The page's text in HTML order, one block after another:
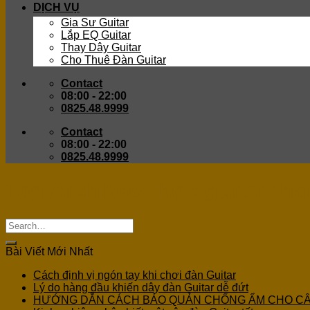
DỊCH VỤ
Gia Sư Guitar
Lắp EQ Guitar
Thay Dây Guitar
Cho Thuê Đàn Guitar
Contact
08:00 - 22:00
0825.48.9999
Contact
08:00 - 22:00
0825.48.9999
Bài Viết Mới Nhất
Cách định vị ngón tay khi chơi đàn Guitar
Lý do hàng đầu khiến dây đàn Guitar dễ đứt
HƯỚNG DẪN CÁCH BẢO QUẢN CHỐNG ẨM CHO